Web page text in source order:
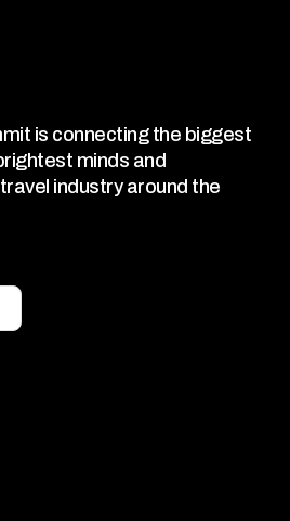
is connecting the biggest
minds and
industry around the